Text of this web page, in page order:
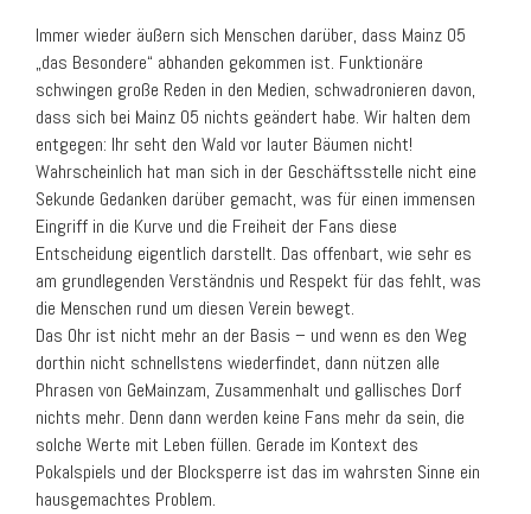
Immer wieder äußern sich Menschen darüber, dass Mainz 05
„das Besondere“ abhanden gekommen ist. Funktionäre
schwingen große Reden in den Medien, schwadronieren davon,
dass sich bei Mainz 05 nichts geändert habe. Wir halten dem
entgegen: Ihr seht den Wald vor lauter Bäumen nicht!
Wahrscheinlich hat man sich in der Geschäftsstelle nicht eine
Sekunde Gedanken darüber gemacht, was für einen immensen
Eingriff in die Kurve und die Freiheit der Fans diese
Entscheidung eigentlich darstellt. Das offenbart, wie sehr es
am grundlegenden Verständnis und Respekt für das fehlt, was
die Menschen rund um diesen Verein bewegt.
Das Ohr ist nicht mehr an der Basis – und wenn es den Weg
dorthin nicht schnellstens wiederfindet, dann nützen alle
Phrasen von GeMainzam, Zusammenhalt und gallisches Dorf
nichts mehr. Denn dann werden keine Fans mehr da sein, die
solche Werte mit Leben füllen. Gerade im Kontext des
Pokalspiels und der Blocksperre ist das im wahrsten Sinne ein
hausgemachtes Problem.